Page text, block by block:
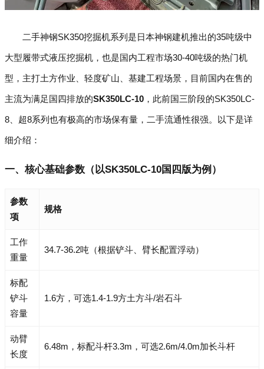
二手神钢SK350挖掘机系列是日本神钢建机推出的35吨级中
大型履带式液压挖掘机，也是国内工程市场30-40吨级的热门机
型，主打土方作业、轻度矿山、基建工程场景，目前国内在售的
主流为满足国四排放的SK350LC-10 ，此前国三阶段的SK350LC-
8、超8系列也有极高的市场保有量，二手流通性很强。以下是详
细介绍：
一、核心基础参数（以SK350LC-10国四版为例）
参数
项
规格
工作
重量
34.7-36.2吨（根据铲斗、臂长配置浮动）
标配
铲斗
容量
1.6方，可选1.4-1.9方土方斗/岩石斗
动臂
长度
6.48m，标配斗杆3.3m，可选2.6m/4.0m加长斗杆